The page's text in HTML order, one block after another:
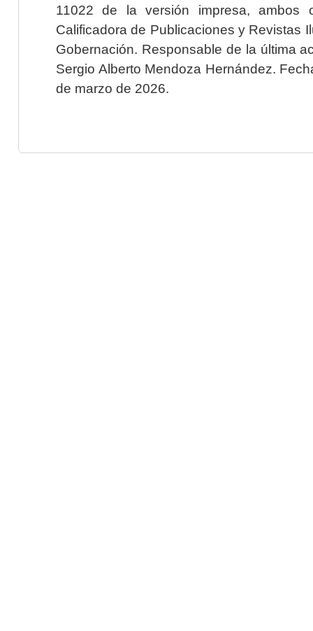
11022 de la versión impresa, ambos
Calificadora de Publicaciones y Revistas
Gobernación. Responsable de la última
Sergio Alberto Mendoza Hernández.
de marzo de 2026.